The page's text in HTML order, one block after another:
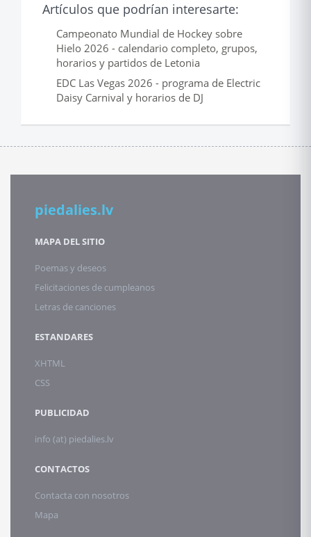
Artículos que podrían interesarte:
Campeonato Mundial de Hockey sobre
Hielo 2026 - calendario completo, grupos,
horarios y partidos de Letonia
EDC Las Vegas 2026 - programa de Electric
Daisy Carnival y horarios de DJ
piedalies.lv
MAPA DEL SITIO
Poemas y deseos
Felicitaciones de cumpleanos
Letras de canciones
ESTANDARES
XHTML
CSS
PUBLICIDAD
info (at) piedalies.lv
CONTACTOS
Contacta con nosotros
Mapa